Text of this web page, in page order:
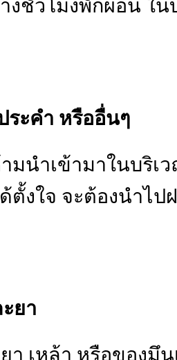
งชั่วโมงพักผ่อน ใ
ระคำ หรืออื่นๆ
นำเข้ามาในบริเ
ตั้งใจ จะต้องนำไป
ยา
เหล้า หรือของมึน